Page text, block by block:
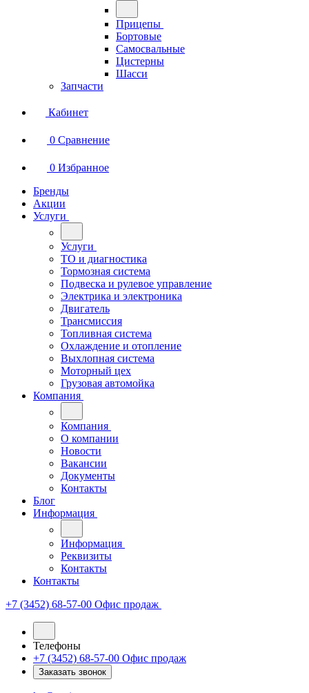
Прицепы
Бортовые
Самосвальные
Цистерны
Шасси
Запчасти
Кабинет
0 Сравнение
0 Избранное
Бренды
Акции
Услуги
Услуги
ТО и диагностика
Тормозная система
Подвеска и рулевое управление
Электрика и электроника
Двигатель
Трансмиссия
Топливная система
Охлаждение и отопление
Выхлопная система
Моторный цех
Грузовая автомойка
Компания
Компания
О компании
Новости
Вакансии
Документы
Контакты
Блог
Информация
Информация
Реквизиты
Контакты
Контакты
+7 (3452) 68-57-00 Офис продаж
Телефоны
+7 (3452) 68-57-00 Офис продаж
Заказать звонок